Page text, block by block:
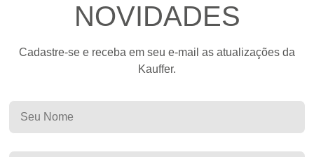
NOVIDADES
Cadastre-se e receba em seu e-mail as atualizações da
Kauffer.